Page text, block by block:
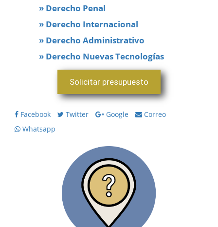
» Derecho Penal
» Derecho Internacional
» Derecho Administrativo
» Derecho Nuevas Tecnologías
Solicitar presupuesto
Facebook Twitter Google
Correo
Whatsapp